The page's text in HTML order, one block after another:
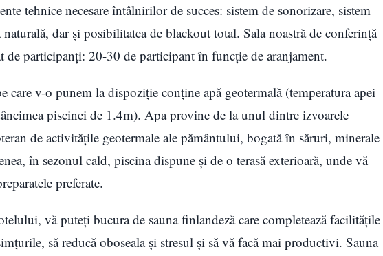
tehnice necesare întâlnirilor de succes: sistem de sonorizare, sistem
dar și posibilitatea de blackout total. Sala noastră de conferință
participanți: 20-30 de participant în funcție de aranjament.
care v-o punem la dispoziție conține apă geotermală (temperatura apei
piscinei de 1.4m). Apa provine de la unul dintre izvoarele
de activitățile geotermale ale pământului, bogată în săruri, minerale
în sezonul cald, piscina dispune și de o terasă exterioară, unde vă
preferate.
vă puteți bucura de sauna finlandeză care completează facilitățile
să reducă oboseala și stresul și să vă facă mai productivi. Sauna